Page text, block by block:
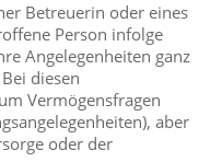
Betreuerin oder eines
Person infolge
Angelegenheiten ganz
diesen
Vermögensfragen
aber
oder der